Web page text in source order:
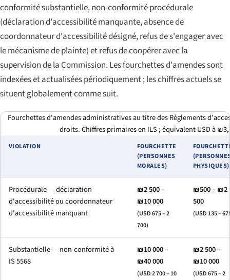
conformité substantielle, non-conformité procédurale
(déclaration d'accessibilité manquante, absence de
coordonnateur d'accessibilité désigné, refus de s'engager avec
le mécanisme de plainte) et refus de coopérer avec la
supervision de la Commission. Les fourchettes d'amendes sont
indexées et actualisées périodiquement ; les chiffres actuels se
situent globalement comme suit.
Fourchettes d'amendes administratives au titre des Règlements
droits. Chiffres primaires en ILS ; équivalent USD à
VIOLATION
FOURCHETTE
(PERSONNES
MORALES)
PHYSIQUES)
Procédurale — déclaration
d'accessibilité ou coordonnateur
d'accessibilité manquant
₪2 500 –
₪10 000
(USD 675 – 2
700)
₪500 – ₪2
500
(USD 135 –
Substantielle — non-conformité à
IS 5568
₪10 000 –
₪40 000
(USD 2 700 – 10
₪2 500 –
₪10 000
(USD 675 – 2